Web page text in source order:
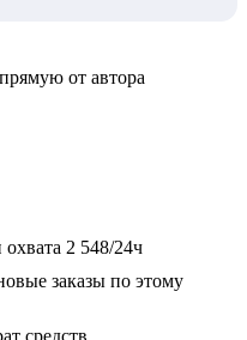
от автора
2 548/24ч
заказы по этому
средств